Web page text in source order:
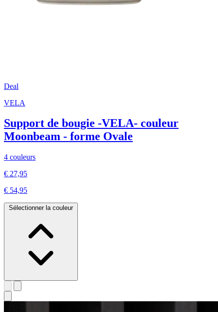
Deal
VELA
Support de bougie -VELA- couleur
Moonbeam - forme Ovale
4 couleurs
€ 27,95
€ 54,95
Sélectionner la couleur